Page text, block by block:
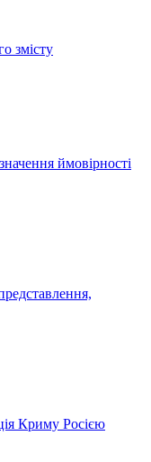
змісту
ймовірності
Криму Росією